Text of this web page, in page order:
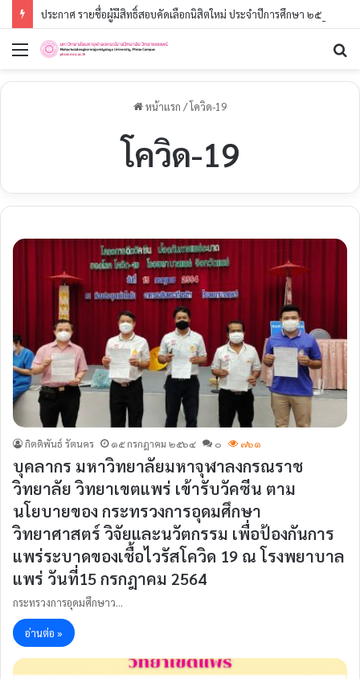
เมนู
หน้าแรก /โควิด-19
โควิด-19
กิตติพันธ์ รัตนคร ๑๕ กรกฎาคม ๒๕๖๔ ๐ ๗๖๑
บุคลากร มหาวิทยาลัยมหาจุฬาลงกรณราช
วิทยาลัย วิทยาเขตแพร่ เข้ารับวัคซีน ตาม
นโยบายของ กระทรวงการอุดมศึกษา
วิทยาศาสตร์ วิจัยและนวัตกรรม เพื่อป้องกันการ
แพร่ระบาดของเชื้อไวรัสโควิด 19 ณ โรงพยาบาล
แพร่ วันที่15 กรกฎาคม 2564
กระทรวงการอุดมศึกษาว…
อ่านต่อ »